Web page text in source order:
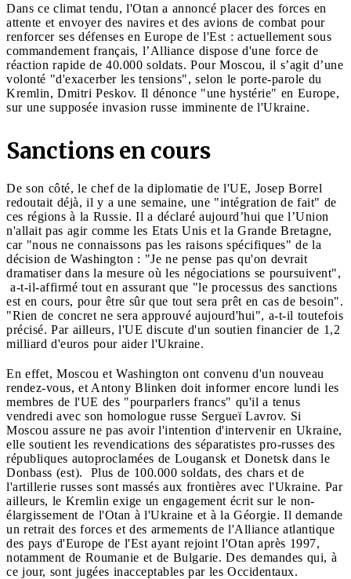
Dans ce climat tendu, l'Otan a annoncé placer des forces en
attente et envoyer des navires et des avions de combat pour
renforcer ses défenses en Europe de l'Est : actuellement sous
commandement français, l’Alliance dispose d'une force de
réaction rapide de 40.000 soldats. Pour Moscou, il s’agit d’une
volonté "d'exacerber les tensions", selon le porte-parole du
Kremlin, Dmitri Peskov. Il dénonce "une hystérie" en Europe,
sur une supposée invasion russe imminente de l'Ukraine.
Sanctions en cours
De son côté, le chef de la diplomatie de l'UE, Josep Borrel
redoutait déjà, il y a une semaine, une "intégration de fait" de
ces régions à la Russie. Il a déclaré aujourd’hui que l’Union
n'allait pas agir comme les Etats Unis et la Grande Bretagne,
car "nous ne connaissons pas les raisons spécifiques" de la
décision de Washington : "Je ne pense pas qu'on devrait
dramatiser dans la mesure où les négociations se poursuivent",
a-t-il-affirmé tout en assurant que "le processus des sanctions
est en cours, pour être sûr que tout sera prêt en cas de besoin".
"Rien de concret ne sera approuvé aujourd'hui", a-t-il toutefois
précisé. Par ailleurs, l'UE discute d'un soutien financier de 1,2
milliard d'euros pour aider l'Ukraine.
En effet, Moscou et Washington ont convenu d'un nouveau
rendez-vous, et Antony Blinken doit informer encore lundi les
membres de l'UE des "pourparlers francs" qu'il a tenus
vendredi avec son homologue russe Sergueï Lavrov. Si
Moscou assure ne pas avoir l'intention d'intervenir en Ukraine,
elle soutient les revendications des séparatistes pro-russes des
républiques autoproclamées de Lougansk et Donetsk dans le
Donbass (est). Plus de 100.000 soldats, des chars et de
l'artillerie russes sont massés aux frontières avec l'Ukraine. Par
ailleurs, le Kremlin exige un engagement écrit sur le non-
élargissement de l'Otan à l'Ukraine et à la Géorgie. Il demande
un retrait des forces et des armements de l'Alliance atlantique
des pays d'Europe de l'Est ayant rejoint l'Otan après 1997,
notamment de Roumanie et de Bulgarie. Des demandes qui, à
ce jour, sont jugées inacceptables par les Occidentaux.